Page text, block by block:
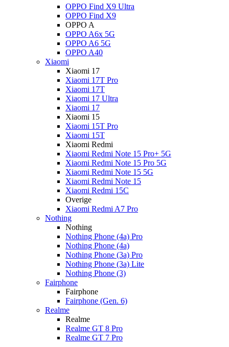
OPPO Find X9 Ultra
OPPO Find X9
OPPO A
OPPO A6x 5G
OPPO A6 5G
OPPO A40
Xiaomi
Xiaomi 17
Xiaomi 17T Pro
Xiaomi 17T
Xiaomi 17 Ultra
Xiaomi 17
Xiaomi 15
Xiaomi 15T Pro
Xiaomi 15T
Xiaomi Redmi
Xiaomi Redmi Note 15 Pro+ 5G
Xiaomi Redmi Note 15 Pro 5G
Xiaomi Redmi Note 15 5G
Xiaomi Redmi Note 15
Xiaomi Redmi 15C
Overige
Xiaomi Redmi A7 Pro
Nothing
Nothing
Nothing Phone (4a) Pro
Nothing Phone (4a)
Nothing Phone (3a) Pro
Nothing Phone (3a) Lite
Nothing Phone (3)
Fairphone
Fairphone
Fairphone (Gen. 6)
Realme
Realme
Realme GT 8 Pro
Realme GT 7 Pro